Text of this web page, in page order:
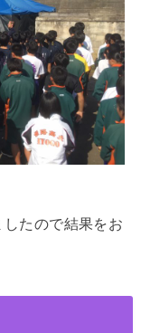
たので結果をお